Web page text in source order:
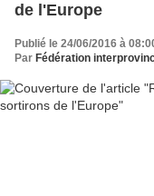
de l'Europe
Publié le 24/06/2016 à
Par Fédération